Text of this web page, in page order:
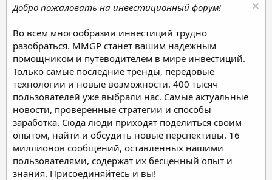
Добро пожаловать на инвестиционный форум!
Во всем многообразии инвестиций трудно
разобраться. MMGP станет вашим надежным
помощником и путеводителем в мире инвестиций.
Только самые последние тренды, передовые
технологии и новые возможности. 400 тысяч
пользователей уже выбрали нас. Самые актуальные
новости, проверенные стратегии и способы
заработка. Сюда люди приходят поделиться своим
опытом, найти и обсудить новые перспективы. 16
миллионов сообщений, оставленных нашими
пользователями, содержат их бесценный опыт и
знания. Присоединяйтесь и вы!